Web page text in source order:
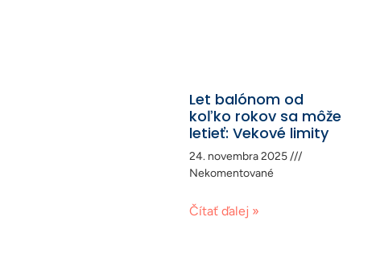
Let balónom od
koľko rokov sa môže
letieť: Vekové limity
24. novembra 2025
Nekomentované
Čítať ďalej »